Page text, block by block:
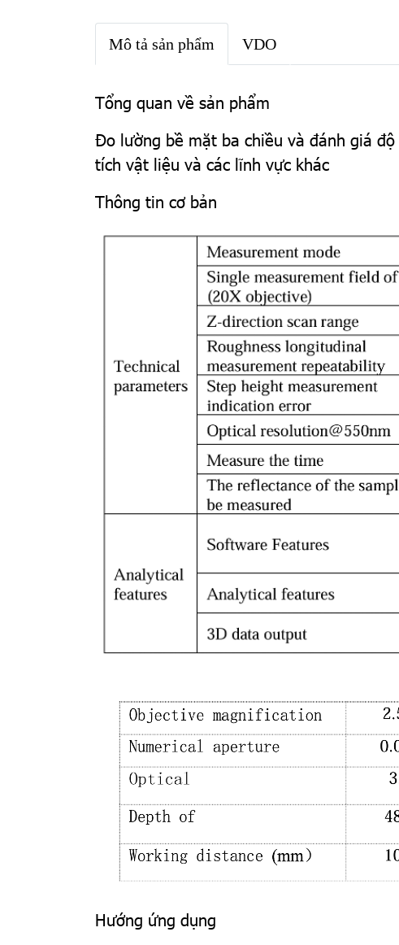
Mô tả sản phẩm VDO
Tổng quan về sản phẩm
Đo lường bề mặt ba chiều và đánh giá
tích vật liệu và các lĩnh vực khác
Thông tin cơ bản
Hướng ứng dụng